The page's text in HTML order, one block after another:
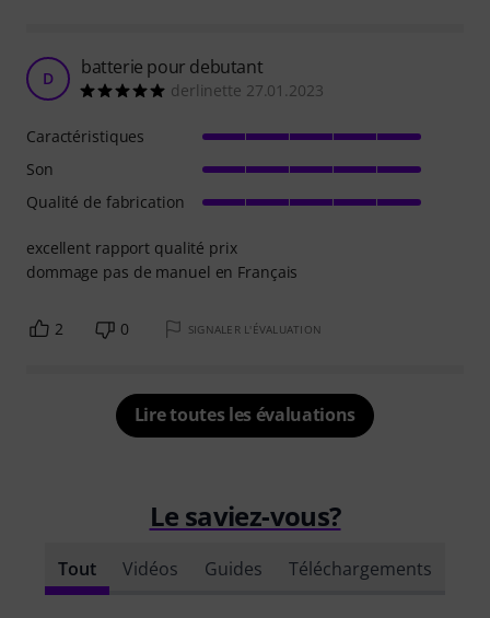
D batterie pour debutant
derlinette 27.01.2023
excellent rapport qualité prix
dommage pas de manuel en Français
Caractéristiques
Son
Qualité de fabrication
2 0 SIGNALER L'ÉVALUATION
Lire toutes les évaluations
Le saviez-vous?
Tout Vidéos Guides Téléchargements